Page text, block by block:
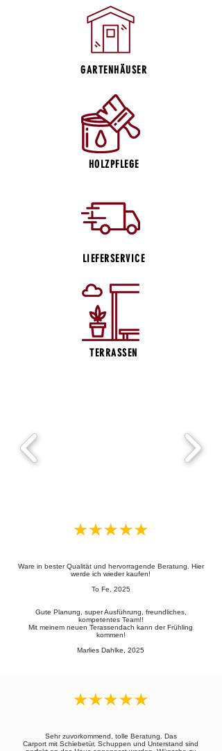
GARTENHÄUSER
HOLZPFLEGE
LIEFERSERVICE
TERRASSEN
Ware in bester Qualität und hervorragende Beratung. Hier
werde ich wieder kaufen!
To Fe, 2025
Gute Planung, super Ausführung, freundliches,
kompetentes Team!!
Mit meinem neuen Terassendach kann der Frühling
kommen!
Marlies Dahlke, 2025
Sehr zuvorkommend, tolle Beratung. Das
Carport mit Schiebetür, Schuppen und Unterstand sind